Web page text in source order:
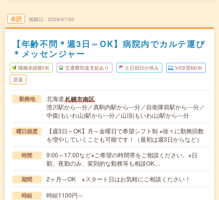
未読 掲載日 2026/07/30
【年齢不問＊週3日～OK】病院内でカルテ運び
＊メッセンジャー
職種未経験OK 交通費別途支給あり 土日祝日が休み WEB登録OK
派遣
勤務地 北海道札幌市南区
澄川駅から---分／真駒内駅から---分／自衛隊前駅から---分／
中腹(もいわ山)駅から---分／山頂(もいわ山)駅から---分
曜日頻度
【週3日～OK】月～金曜日で希望シフト制 ※徐々に勤務回数
を増やしていくことも可能です！（最初は週3日からなど）
時間
9:00～17:00など※ご希望の時間帯をご相談ください。※日
勤、夜勤のみ、変則的な勤務等も相談OK…
期間 2ヶ月～OK ※スタート日はお気軽にご相談ください！
時給 時給1100円～